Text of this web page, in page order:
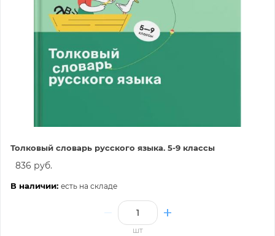
Толковый словарь русского языка. 5-9 классы
836 руб.
В наличии: есть на складе
шт